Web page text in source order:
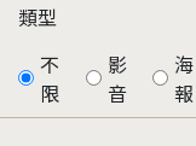
類型
不
限
影
音
海
報